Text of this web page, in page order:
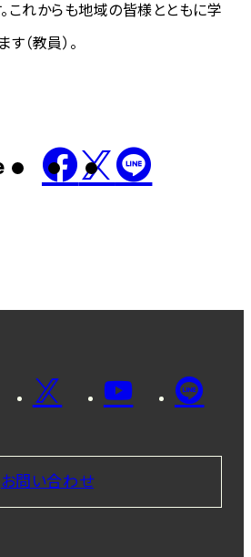
これからも地域の皆様とともに学
（教員）。
お問い合わせ